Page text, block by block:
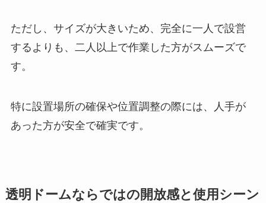
ただし、サイズが大きいため、完全に一人で設営
するよりも、二人以上で作業した方がスムーズで
す。
特に設置場所の確保や位置調整の際には、人手が
あった方が安全で確実です。
透明ドームならではの開放感と使用シーン